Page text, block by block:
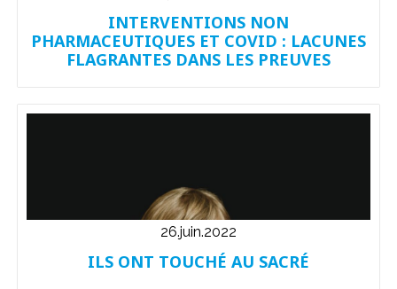
INTERVENTIONS NON
PHARMACEUTIQUES ET COVID : LACUNES
FLAGRANTES DANS LES PREUVES
26.juin.2022
ILS ONT TOUCHÉ AU SACRÉ